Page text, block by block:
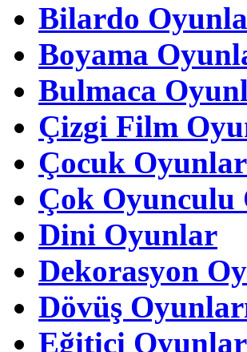
Bilardo
Boyama
Bulmaca
Çizgi Film
Çocuk
Çok Oyunculu
Dini Oyunlar
Dekorasyon
Dövüş
Eğitici Oyunlar